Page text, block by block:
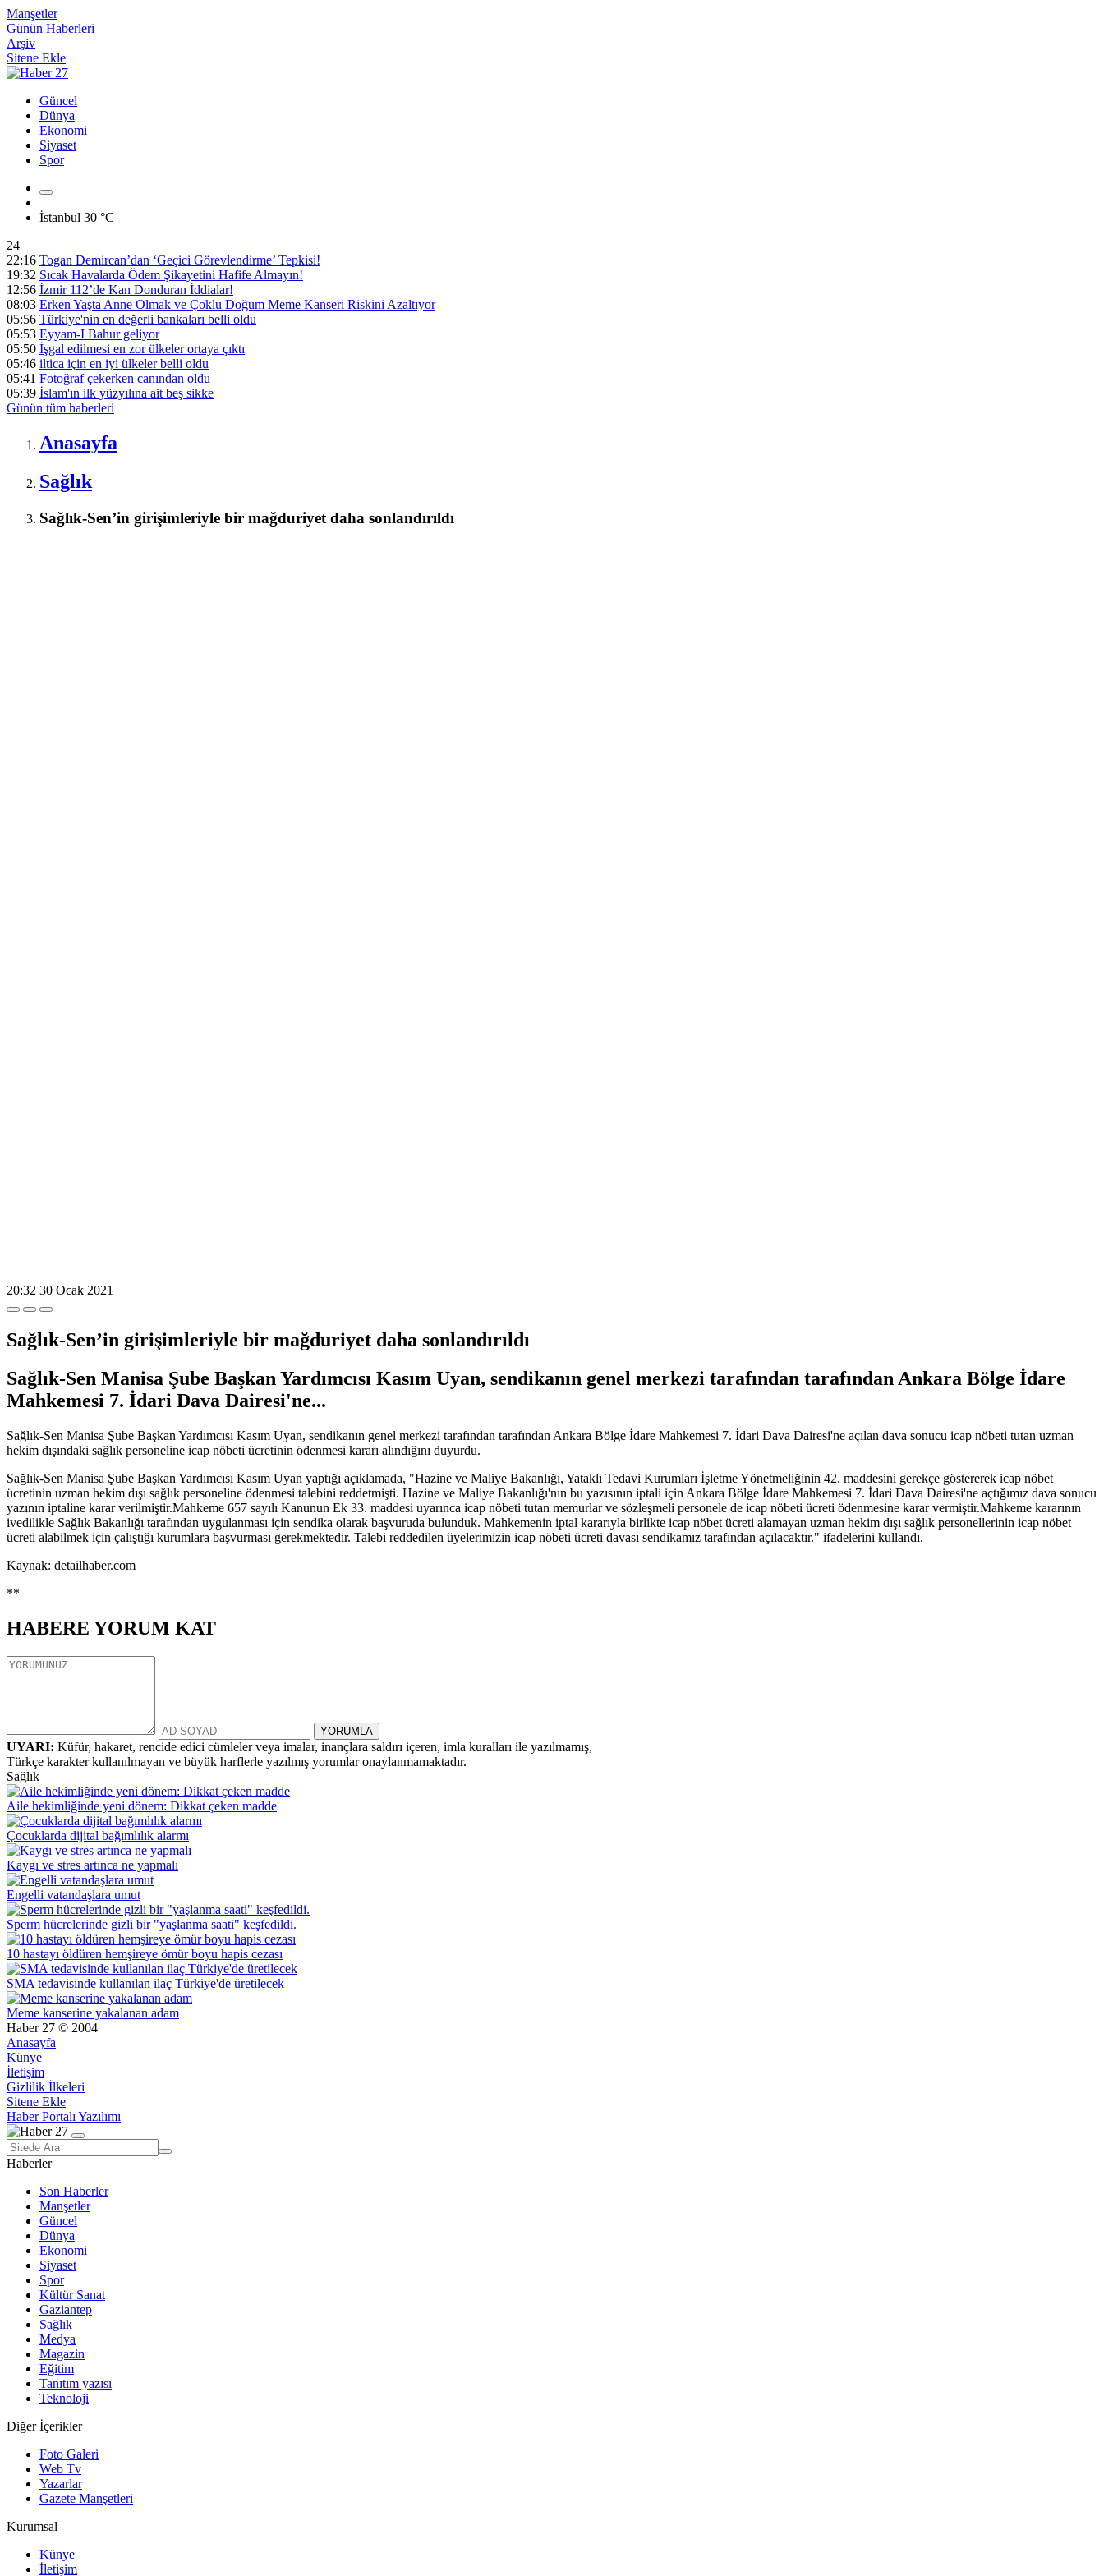
Manşetler
Günün Haberleri
Arşiv
Sitene Ekle
Güncel
Dünya
Ekonomi
Siyaset
Spor
İstanbul 30 °C
24
22:16 Togan Demircan’dan ‘Geçici Görevlendirme’ Tepkisi!
19:32 Sıcak Havalarda Ödem Şikayetini Hafife Almayın!
12:56 İzmir 112’de Kan Donduran İddialar!
08:03 Erken Yaşta Anne Olmak ve Çoklu Doğum Meme Kanseri Riskini Azaltıyor
05:56 Türkiye'nin en değerli bankaları belli oldu
05:53 Eyyam-I Bahur geliyor
05:50 İşgal edilmesi en zor ülkeler ortaya çıktı
05:46 iltica için en iyi ülkeler belli oldu
05:41 Fotoğraf çekerken canından oldu
05:39 İslam'ın ilk yüzyılına ait beş sikke
Günün tüm haberleri
Anasayfa
Sağlık
Sağlık-Sen’in girişimleriyle bir mağduriyet daha sonlandırıldı
20:32 30 Ocak 2021
Sağlık-Sen’in girişimleriyle bir mağduriyet daha sonlandırıldı
Sağlık-Sen Manisa Şube Başkan Yardımcısı Kasım Uyan, sendikanın genel merkezi tarafından tarafından Ankara Bölge İdare
Mahkemesi 7. İdari Dava Dairesi'ne...
Sağlık-Sen Manisa Şube Başkan Yardımcısı Kasım Uyan, sendikanın genel merkezi tarafından tarafından Ankara Bölge İdare Mahkemesi 7. İdari Dava Dairesi'ne açılan dava sonucu icap nöbeti tutan uzman
hekim dışındaki sağlık personeline icap nöbeti ücretinin ödenmesi kararı alındığını duyurdu.
Sağlık-Sen Manisa Şube Başkan Yardımcısı Kasım Uyan yaptığı açıklamada, "Hazine ve Maliye Bakanlığı, Yataklı Tedavi Kurumları İşletme Yönetmeliğinin 42. maddesini gerekçe göstererek icap nöbet
ücretinin uzman hekim dışı sağlık personeline ödenmesi talebini reddetmişti. Hazine ve Maliye Bakanlığı'nın bu yazısının iptali için Ankara Bölge İdare Mahkemesi 7. İdari Dava Dairesi'ne açtığımız dava sonucu
yazının iptaline karar verilmiştir.Mahkeme 657 sayılı Kanunun Ek 33. maddesi uyarınca icap nöbeti tutan memurlar ve sözleşmeli personele de icap nöbeti ücreti ödenmesine karar vermiştir.Mahkeme kararının
ivedilikle Sağlık Bakanlığı tarafından uygulanması için sendika olarak başvuruda bulunduk. Mahkemenin iptal kararıyla birlikte icap nöbet ücreti alamayan uzman hekim dışı sağlık personellerinin icap nöbet
ücreti alabilmek için çalıştığı kurumlara başvurması gerekmektedir. Talebi reddedilen üyelerimizin icap nöbeti ücreti davası sendikamız tarafından açılacaktır." ifadelerini kullandı.
Kaynak: detailhaber.com
**
HABERE YORUM KAT
UYARI: Küfür, hakaret, rencide edici cümleler veya imalar, inançlara saldırı içeren, imla kuralları ile yazılmamış,
Türkçe karakter kullanılmayan ve büyük harflerle yazılmış yorumlar onaylanmamaktadır.
Sağlık
Aile hekimliğinde yeni dönem: Dikkat çeken madde
Çocuklarda dijital bağımlılık alarmı
Kaygı ve stres artınca ne yapmalı
Engelli vatandaşlara umut
Sperm hücrelerinde gizli bir "yaşlanma saati" keşfedildi.
10 hastayı öldüren hemşireye ömür boyu hapis cezası
SMA tedavisinde kullanılan ilaç Türkiye'de üretilecek
Meme kanserine yakalanan adam
Haber 27 © 2004
Anasayfa
Künye
İletişim
Gizlilik İlkeleri
Sitene Ekle
Haber Portalı Yazılımı
Haberler
Son Haberler
Manşetler
Güncel
Dünya
Ekonomi
Siyaset
Spor
Kültür Sanat
Gaziantep
Sağlık
Medya
Magazin
Eğitim
Tanıtım yazısı
Teknoloji
Diğer İçerikler
Foto Galeri
Web Tv
Yazarlar
Gazete Manşetleri
Kurumsal
Künye
İletişim